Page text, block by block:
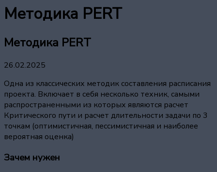
Методика PERT
Методика PERT
26.02.2025
Одна из классических методик составления расписания
проекта. Включает в себя несколько техник, самыми
распространенными из которых являются расчет
Критического пути и расчет длительности задачи по 3
точкам (оптимистичная, пессимистичная и наиболее
вероятная оценка)
Зачем нужен